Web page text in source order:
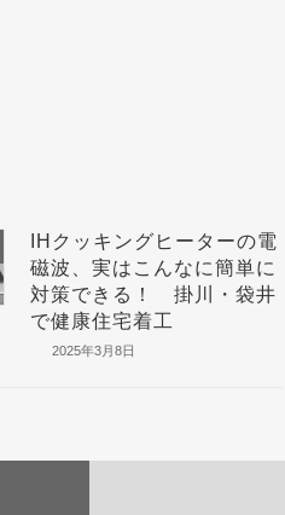
IHクッキングヒーターの電
磁波、実はこんなに簡単に
対策できる！ 掛川・袋井
で健康住宅着工
2025年3月8日